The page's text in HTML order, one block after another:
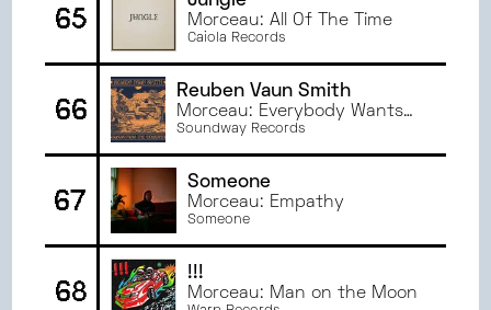
65 Morceau: All Of The Time
Caiola Records
66
Reuben Vaun Smith
Morceau: Everybody Wants
to Move
Soundway Records
67
Someone
Morceau: Empathy
Someone
68
!!!
Morceau: Man on the Moon